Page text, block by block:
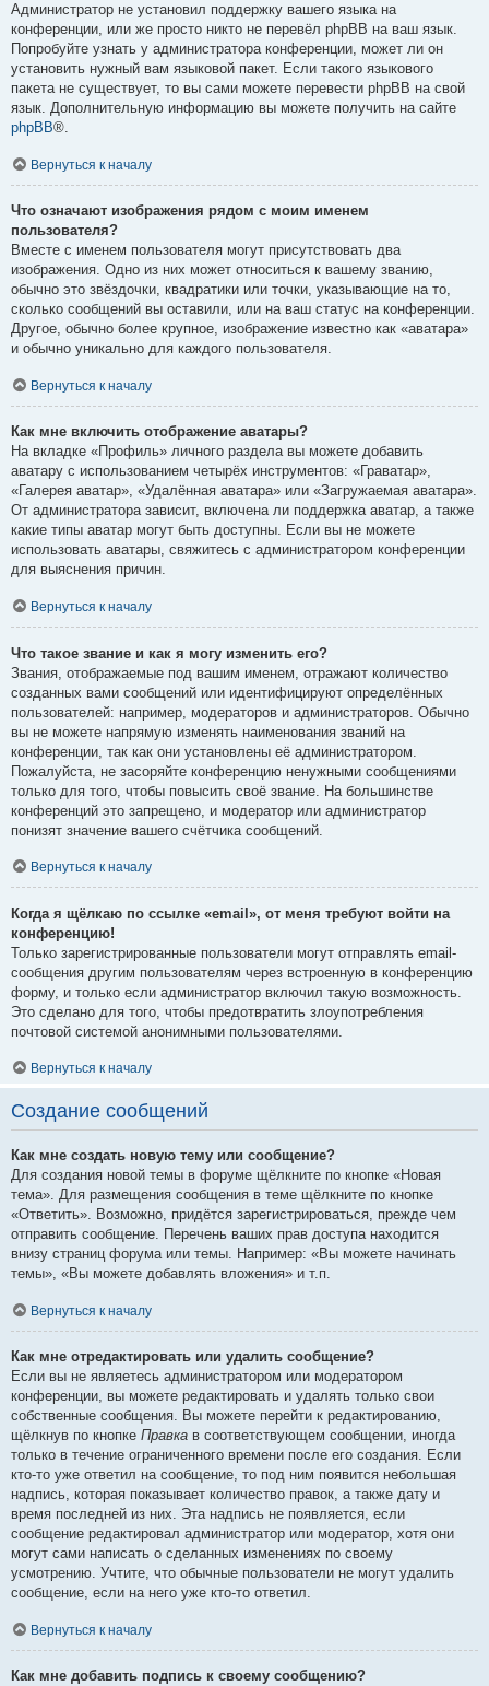
Администратор не установил поддержку вашего языка на
конференции, или же просто никто не перевёл phpBB на ваш язык.
Попробуйте узнать у администратора конференции, может ли он
установить нужный вам языковой пакет. Если такого языкового
пакета не существует, то вы сами можете перевести phpBB на свой
язык. Дополнительную информацию вы можете получить на сайте
phpBB®.
Вернуться к началу
Что означают изображения рядом с моим именем
пользователя?
Вместе с именем пользователя могут присутствовать два
изображения. Одно из них может относиться к вашему званию,
обычно это звёздочки, квадратики или точки, указывающие на то,
сколько сообщений вы оставили, или на ваш статус на конференции.
Другое, обычно более крупное, изображение известно как «аватара»
и обычно уникально для каждого пользователя.
Вернуться к началу
Как мне включить отображение аватары?
На вкладке «Профиль» личного раздела вы можете добавить
аватару с использованием четырёх инструментов: «Граватар»,
«Галерея аватар», «Удалённая аватара» или «Загружаемая аватара».
От администратора зависит, включена ли поддержка аватар, а также
какие типы аватар могут быть доступны. Если вы не можете
использовать аватары, свяжитесь с администратором конференции
для выяснения причин.
Вернуться к началу
Что такое звание и как я могу изменить его?
Звания, отображаемые под вашим именем, отражают количество
созданных вами сообщений или идентифицируют определённых
пользователей: например, модераторов и администраторов. Обычно
вы не можете напрямую изменять наименования званий на
конференции, так как они установлены её администратором.
Пожалуйста, не засоряйте конференцию ненужными сообщениями
только для того, чтобы повысить своё звание. На большинстве
конференций это запрещено, и модератор или администратор
понизят значение вашего счётчика сообщений.
Вернуться к началу
Когда я щёлкаю по ссылке «email», от меня требуют войти на
конференцию!
Только зарегистрированные пользователи могут отправлять email-
сообщения другим пользователям через встроенную в конференцию
форму, и только если администратор включил такую возможность.
Это сделано для того, чтобы предотвратить злоупотребления
почтовой системой анонимными пользователями.
Вернуться к началу
Создание сообщений
Как мне создать новую тему или сообщение?
Для создания новой темы в форуме щёлкните по кнопке «Новая
тема». Для размещения сообщения в теме щёлкните по кнопке
«Ответить». Возможно, придётся зарегистрироваться, прежде чем
отправить сообщение. Перечень ваших прав доступа находится
внизу страниц форума или темы. Например: «Вы можете начинать
темы», «Вы можете добавлять вложения» и т.п.
Вернуться к началу
Как мне отредактировать или удалить сообщение?
Если вы не являетесь администратором или модератором
конференции, вы можете редактировать и удалять только свои
собственные сообщения. Вы можете перейти к редактированию,
щёлкнув по кнопке Правка в соответствующем сообщении, иногда
только в течение ограниченного времени после его создания. Если
кто-то уже ответил на сообщение, то под ним появится небольшая
надпись, которая показывает количество правок, а также дату и
время последней из них. Эта надпись не появляется, если
сообщение редактировал администратор или модератор, хотя они
могут сами написать о сделанных изменениях по своему
усмотрению. Учтите, что обычные пользователи не могут удалить
сообщение, если на него уже кто-то ответил.
Вернуться к началу
Как мне добавить подпись к своему сообщению?